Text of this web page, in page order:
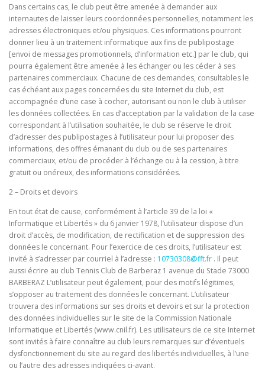
Dans certains cas, le club peut être amenée à demander aux
internautes de laisser leurs coordonnées personnelles, notamment les
adresses électroniques et/ou physiques. Ces informations pourront
donner lieu à un traitement informatique aux fins de publipostage
[envoi de messages promotionnels, d’information etc.] par le club, qui
pourra également être amenée à les échanger ou les céder à ses
partenaires commerciaux. Chacune de ces demandes, consultables le
cas échéant aux pages concernées du site Internet du club, est
accompagnée d’une case à cocher, autorisant ou non le club à utiliser
les données collectées. En cas d’acceptation par la validation de la case
correspondant à l’utilisation souhaitée, le club se réserve le droit
d’adresser des publipostages à l’utilisateur pour lui proposer des
informations, des offres émanant du club ou de ses partenaires
commerciaux, et/ou de procéder à l’échange ou à la cession, à titre
gratuit ou onéreux, des informations considérées.
2 – Droits et devoirs
En tout état de cause, conformément à l’article 39 de la loi «
Informatique et Libertés » du 6 janvier 1978, l’utilisateur dispose d’un
droit d’accès, de modification, de rectification et de suppression des
données le concernant. Pour l’exercice de ces droits, l’utilisateur est
invité à s’adresser par courriel à l’adresse : 10730308@fft.fr . Il peut
aussi écrire au club Tennis Club de Barberaz 1 avenue du Stade 73000
BARBERAZ L’utilisateur peut également, pour des motifs légitimes,
s’opposer au traitement des données le concernant. L’utilisateur
trouvera des informations sur ses droits et devoirs et sur la protection
des données individuelles sur le site de la Commission Nationale
Informatique et Libertés (www.cnil.fr). Les utilisateurs de ce site Internet
sont invités à faire connaître au club leurs remarques sur d’éventuels
dysfonctionnement du site au regard des libertés individuelles, à l’une
ou l’autre des adresses indiquées ci-avant.